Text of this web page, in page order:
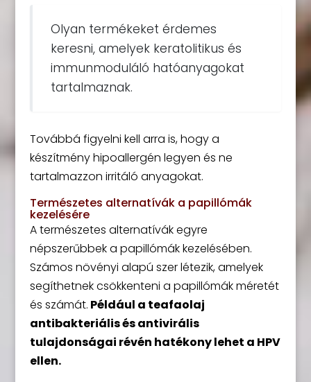
Olyan termékeket érdemes
keresni, amelyek keratolitikus és
immunmoduláló hatóanyagokat
tartalmaznak.
Továbbá figyelni kell arra is, hogy a
készítmény hipoallergén legyen és ne
tartalmazzon irritáló anyagokat.
Természetes alternatívák a papillómák
kezelésére
A természetes alternatívák egyre
népszerűbbek a papillómák kezelésében.
Számos növényi alapú szer létezik, amelyek
segíthetnek csökkenteni a papillómák méretét
és számát. Például a teafaolaj
antibakteriális és antivirális
tulajdonságai révén hatékony lehet a HPV
ellen.